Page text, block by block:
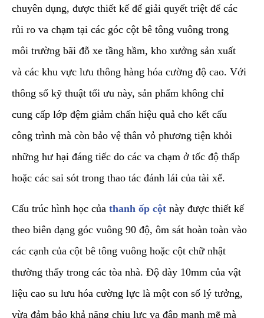
chuyên dụng, được thiết kế để giải quyết triệt để các
rủi ro va chạm tại các góc cột bê tông vuông trong
môi trường bãi đỗ xe tầng hầm, kho xưởng sản xuất
và các khu vực lưu thông hàng hóa cường độ cao. Với
thông số kỹ thuật tối ưu này, sản phẩm không chỉ
cung cấp lớp đệm giảm chấn hiệu quả cho kết cấu
công trình mà còn bảo vệ thân vỏ phương tiện khỏi
những hư hại đáng tiếc do các va chạm ở tốc độ thấp
hoặc các sai sót trong thao tác đánh lái của tài xế.
​Cấu trúc hình học của thanh ốp cột này được thiết kế
theo biên dạng góc vuông 90 độ, ôm sát hoàn toàn vào
các cạnh của cột bê tông vuông hoặc cột chữ nhật
thường thấy trong các tòa nhà. Độ dày 10mm của vật
liệu cao su lưu hóa cường lực là một con số lý tưởng,
vừa đảm bảo khả năng chịu lực va đập mạnh mẽ mà